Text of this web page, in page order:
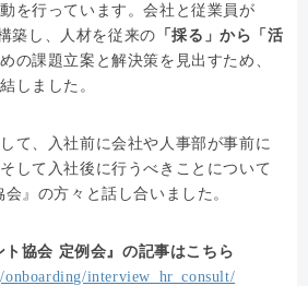
を行っています。会社と従業員が
築し、人材を従来の 「採る」から「活
の課題立案と解決策を見出すため、
しました。
て、入社前に会社や人事部が事前に
して入社後に行うべきことについて
会』の方々と話し合いました。
協会 定例会』の記事はこちら
interview_hr_consult/